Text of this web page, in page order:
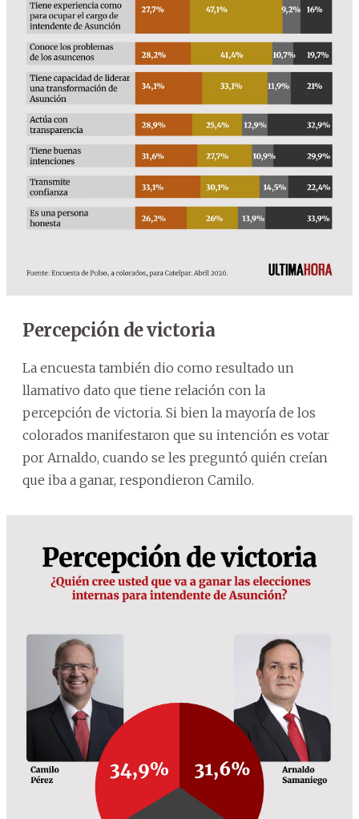
Percepción de victoria
La encuesta también dio como resultado un
llamativo dato que tiene relación con la
percepción de victoria. Si bien la mayoría de los
colorados manifestaron que su intención es votar
por Arnaldo, cuando se les preguntó quién creían
que iba a ganar, respondieron Camilo.